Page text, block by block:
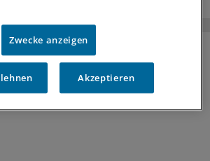
Zwecke anzeigen
Akzeptieren